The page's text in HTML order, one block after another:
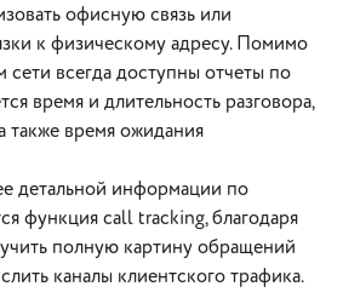
офисную связь или
к физическому адресу. Помимо
сети всегда доступны отчеты по
время и длительность разговора,
также время ожидания
детальной информации по
функция call tracking, благодаря
полную картину обращений
каналы клиентского трафика.